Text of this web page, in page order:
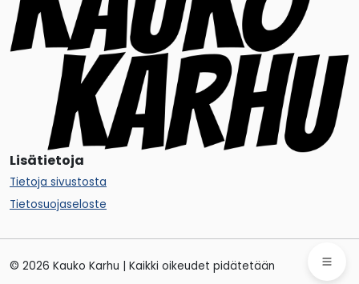
Lisätietoja
Tietoja sivustosta
Tietosuojaseloste
© 2026 Kauko Karhu | Kaikki oikeudet pidätetään